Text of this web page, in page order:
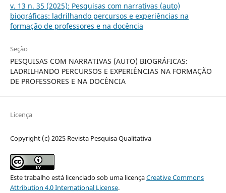
v. 13 n. 35 (2025): Pesquisas com narrativas (auto)
biográficas: ladrilhando percursos e experiências na
formação de professores e na docência
Seção
PESQUISAS COM NARRATIVAS (AUTO) BIOGRÁFICAS:
LADRILHANDO PERCURSOS E EXPERIÊNCIAS NA FORMAÇÃO
DE PROFESSORES E NA DOCÊNCIA
Licença
Copyright (c) 2025 Revista Pesquisa Qualitativa
Este trabalho está licenciado sob uma licençaCreative Commons
Attribution 4.0 International License.